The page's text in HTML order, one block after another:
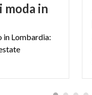
moda in
in Lombardia: